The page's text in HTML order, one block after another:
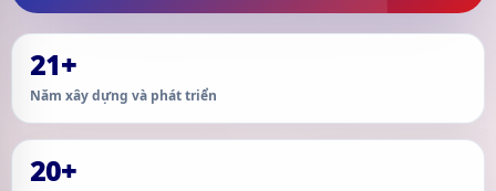
21+
Năm xây dựng và phát triển
20+